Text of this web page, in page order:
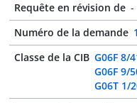
Requête en révision de -
Numéro de la demande
Classe de la CIB G06F 8/
G06F 9/
G06T 1/